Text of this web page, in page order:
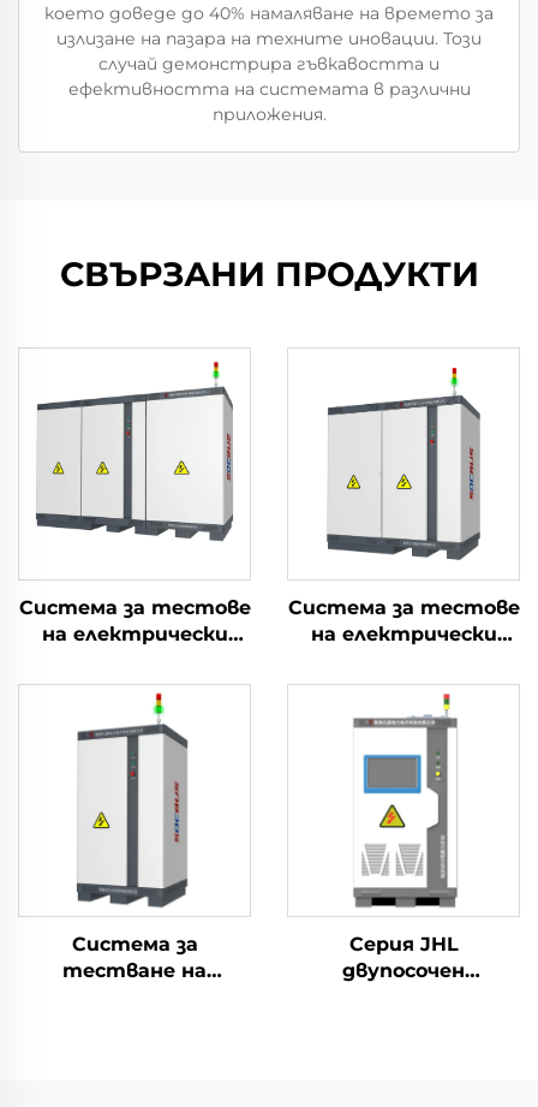
което доведе до 40% намаляване на времето за
излизане на пазара на техните иновации. Този
случай демонстрира гъвкавостта и
ефективността на системата в различни
приложения.
СВЪРЗАНИ ПРОДУКТИ
Система за тестове
на електрически
литиеви батерии
(1000V)
Система за тестове
на електрически
литиеви батерии
(750V)
Система за
тестване на
Серия JHL
двупосочен